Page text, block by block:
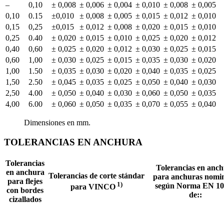
–
0,10 ± 0,008 ± 0,006 ± 0,004 ± 0,010 ± 0,008 ± 0,005
0,10
0.15 ±0,010 ± 0,008 ± 0,005 ± 0,015 ± 0,012 ± 0,010
0,15
0,25 ±0,015 ± 0,012 ± 0,008 ± 0,020 ± 0,015 ± 0,010
0,25
0.40 ± 0,020 ± 0,015 ± 0,010 ± 0,025 ± 0,020 ± 0,012
0,40
0,60 ± 0,025 ± 0,020 ± 0,012 ± 0,030 ± 0,025 ± 0,015
0,60
1,00 ± 0,030 ± 0,025 ± 0,015 ± 0,035 ± 0,030 ± 0,020
1,00
1.50 ± 0,035 ± 0,030 ± 0,020 ± 0,040 ± 0,035 ± 0,025
1,50
2.50 ± 0,045 ± 0,035 ± 0,025 ± 0,050 ± 0,040 ± 0,030
2,50
4.00 ± 0,050 ± 0,040 ± 0,030 ± 0,060 ± 0,050 ± 0,035
4,00
6.00 ± 0,060 ± 0,050 ± 0,035 ± 0,070 ± 0,055 ± 0,040
Dimensiones en mm.
TOLERANCIAS EN ANCHURA
Tolerancias
en anchura
para flejes
con bordes
cizallados
Tolerancias de corte stándar
para VINCO 1)
Tolerancias en
para anchuras
según Norma EN
de::